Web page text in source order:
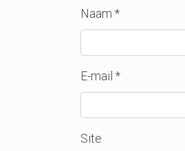
Naam *
E-mail *
Site